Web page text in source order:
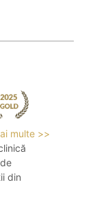
multe >>
din